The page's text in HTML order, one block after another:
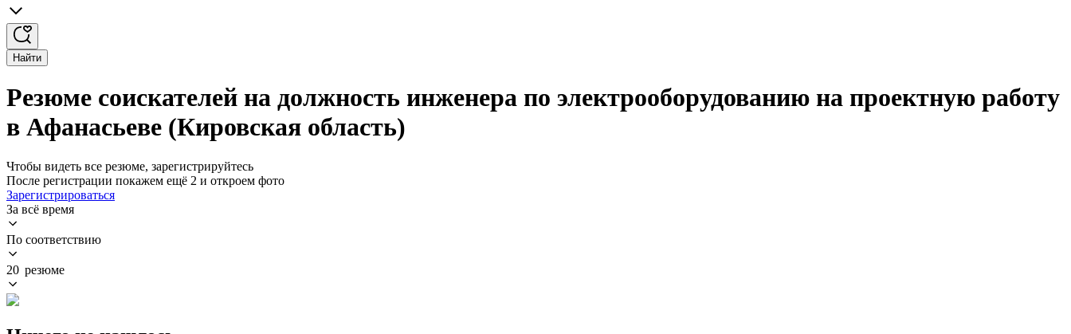
Найти
Резюме соискателей на должность инженера по электрооборудованию на проектную работу
в Афанасьеве (Кировская область)
Чтобы видеть все резюме, зарегистрируйтесь
После регистрации покажем ещё 2 и откроем фото
Зарегистрироваться
За всё время
По соответствию
20 резюме